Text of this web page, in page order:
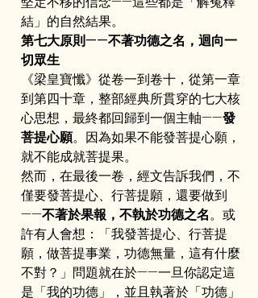
結」的自然結果。
第七大原則——不著功德之名，迴向一
切眾生
《梁皇寶懺》從卷一到卷十，從第一章
到第四十章，整部經典所貫穿的七大核
心思想，最終都回歸到一個主軸——發
菩提心願。因為如果不能發菩提心願，
就不能成就菩提果。
然而，在最後一卷，經文告訴我們，不
僅要發菩提心、行菩提願，還要做到
——不著於果報，不執於功德之名。或
許有人會想：「我發菩提心、行菩提
願，做菩提事業，功德無量，這有什麼
不對？」問題就在於——一旦你認定這
是「我的功德」，並且執著於「功德」